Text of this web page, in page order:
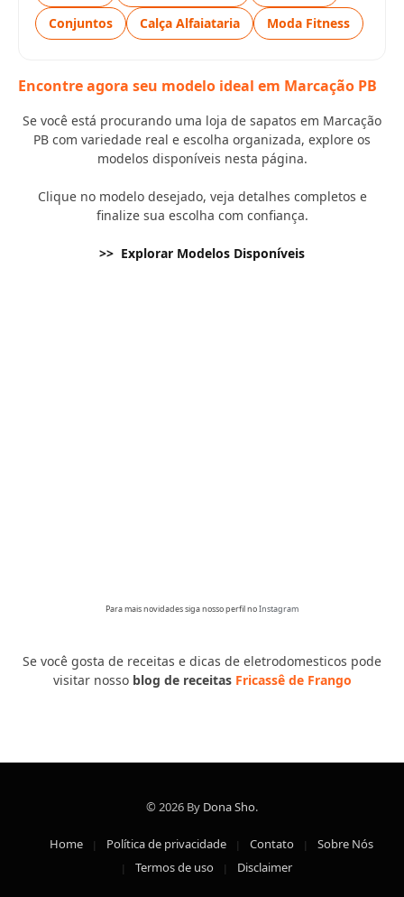
Conjuntos
Calça Alfaiataria Moda Fitness
Encontre agora seu modelo ideal em Marcação PB
Se você está procurando uma loja de sapatos em Marcação
PB com variedade real e escolha organizada, explore os
modelos disponíveis nesta página.
Clique no modelo desejado, veja detalhes completos e
finalize sua escolha com confiança.
>> Explorar Modelos Disponíveis
Para mais novidades siga nosso perfil noInstagram
Se você gosta de receitas e dicas de eletrodomesticos pode
visitar nosso blog de receitas Fricassê de Frango
© 2026 By Dona Sho.
Home Política de privacidade Contato
Sobre Nós
Termos de uso
Disclaimer